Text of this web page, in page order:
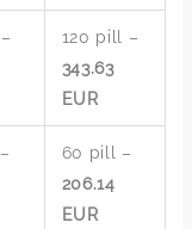
120 pill –
343.63
EUR
60 pill –
206.14
EUR